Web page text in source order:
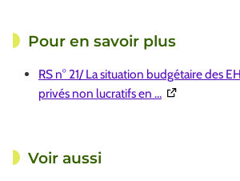
Pour en savoir plus
RS n° 21/ La situation budgétaire des
privés non lucratifs en … (Ouverture
Voir aussi